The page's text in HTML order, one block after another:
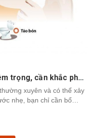
Dấu hiệu cơ thể mất nước nghiêm trọng, cần khắc phục nhanh chóng
xuyên và có thể xảy
nhẹ, bạn chỉ cần bổ